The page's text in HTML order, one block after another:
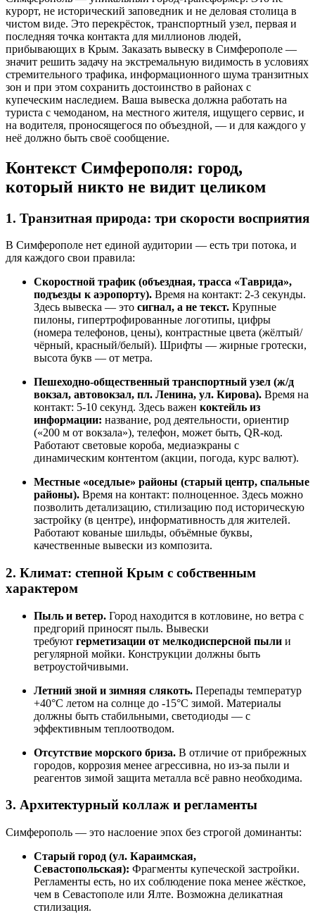
курорт, не исторический заповедник и не деловая столица в
чистом виде. Это перекрёсток, транспортный узел, первая и
последняя точка контакта для миллионов людей,
прибывающих в Крым. Заказать вывеску в Симферополе —
значит решить задачу на экстремальную видимость в условиях
стремительного трафика, информационного шума транзитных
зон и при этом сохранить достоинство в районах с
купеческим наследием. Ваша вывеска должна работать на
туриста с чемоданом, на местного жителя, ищущего сервис, и
на водителя, проносящегося по объездной, — и для каждого у
неё должно быть своё сообщение.
Контекст Симферополя: город,
который никто не видит целиком
1. Транзитная природа: три скорости восприятия
В Симферополе нет единой аудитории — есть три потока, и
для каждого свои правила:
Скоростной трафик (объездная, трасса «Таврида»,
подъезды к аэропорту). Время на контакт: 2-3 секунды.
Здесь вывеска — это сигнал, а не текст. Крупные
пилоны, гипертрофированные логотипы, цифры
(номера телефонов, цены), контрастные цвета (жёлтый/
чёрный, красный/белый). Шрифты — жирные гротески,
высота букв — от метра.
Пешеходно-общественный транспортный узел (ж/д
вокзал, автовокзал, пл. Ленина, ул. Кирова). Время на
контакт: 5-10 секунд. Здесь важен коктейль из
информации: название, род деятельности, ориентир
(«200 м от вокзала»), телефон, может быть, QR-код.
Работают световые короба, медиаэкраны с
динамическим контентом (акции, погода, курс валют).
Местные «оседлые» районы (старый центр, спальные
районы). Время на контакт: полноценное. Здесь можно
позволить детализацию, стилизацию под историческую
застройку (в центре), информативность для жителей.
Работают кованые шильды, объёмные буквы,
качественные вывески из композита.
2. Климат: степной Крым с собственным
характером
Пыль и ветер. Город находится в котловине, но ветра с
предгорий приносят пыль. Вывески
требуют герметизации от мелкодисперсной пыли и
регулярной мойки. Конструкции должны быть
ветроустойчивыми.
Летний зной и зимняя слякоть. Перепады температур
+40°C летом на солнце до -15°C зимой. Материалы
должны быть стабильными, светодиоды — с
эффективным теплоотводом.
Отсутствие морского бриза. В отличие от прибрежных
городов, коррозия менее агрессивна, но из-за пыли и
реагентов зимой защита металла всё равно необходима.
3. Архитектурный коллаж и регламенты
Симферополь — это наслоение эпох без строгой доминанты:
Старый город (ул. Караимская,
Севастопольская): Фрагменты купеческой застройки.
Регламенты есть, но их соблюдение пока менее жёсткое,
чем в Севастополе или Ялте. Возможна деликатная
стилизация.